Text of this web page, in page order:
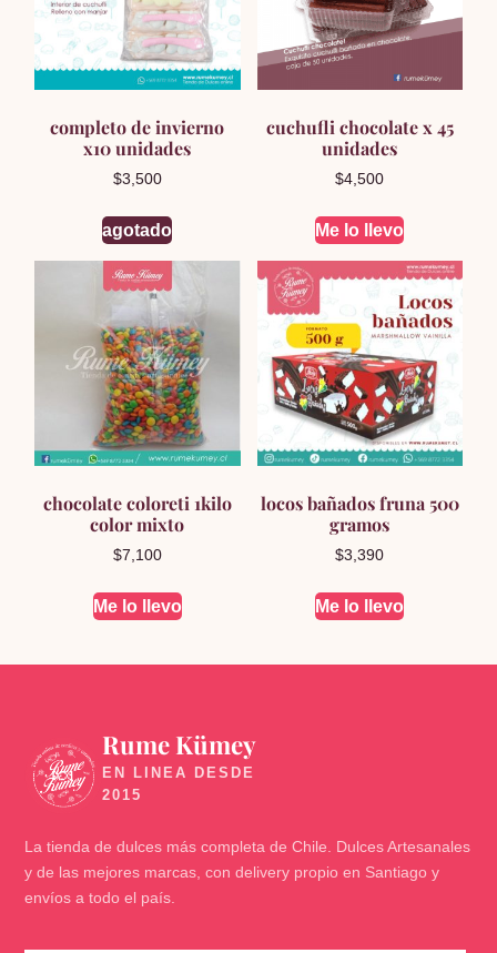
completo de invierno
x10 unidades
$3,500
agotado
cuchufli chocolate x 45
unidades
$4,500
Me lo llevo
chocolate coloreti 1kilo
color mixto
$7,100
Me lo llevo
locos bañados fruna 500
gramos
$3,390
Me lo llevo
🍬
Rume Kümey
La tienda de dulces más completa de Chile. Dulces Artesanales
y de las mejores marcas, con delivery propio en Santiago y
envíos a todo el país.